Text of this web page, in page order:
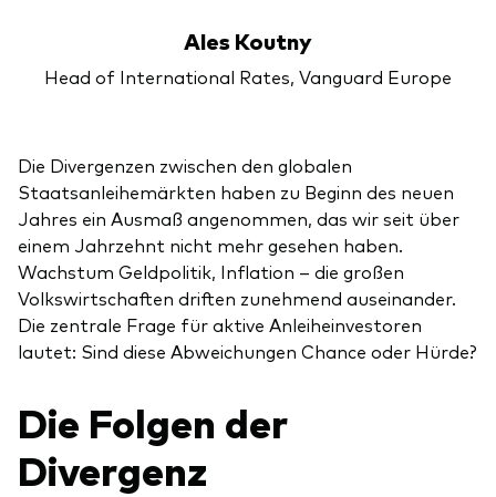
Ales Koutny
Head of International Rates, Vanguard Europe
Die Divergenzen zwischen den globalen
Staatsanleihemärkten haben zu Beginn des neuen
Jahres ein Ausmaß angenommen, das wir seit über
einem Jahrzehnt nicht mehr gesehen haben.
Wachstum Geldpolitik, Inflation – die großen
Volkswirtschaften driften zunehmend auseinander.
Die zentrale Frage für aktive Anleiheinvestoren
lautet: Sind diese Abweichungen Chance oder Hürde?
Die Folgen der
Divergenz